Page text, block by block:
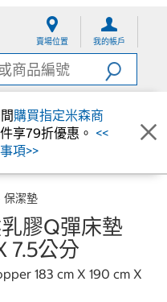
賣場位置 我的帳戶
購買指定米森商
享79折優惠。 <<
項>>
保潔墊
膠Q彈床墊
7.5公分
183 cm X 190 cm X